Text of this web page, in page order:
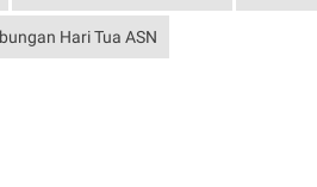
Hari Tua ASN